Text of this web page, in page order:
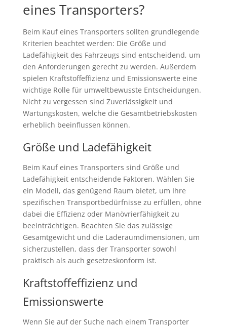
eines Transporters?
Beim Kauf eines Transporters sollten grundlegende
Kriterien beachtet werden: Die Größe und
Ladefähigkeit des Fahrzeugs sind entscheidend, um
den Anforderungen gerecht zu werden. Außerdem
spielen Kraftstoffeffizienz und Emissionswerte eine
wichtige Rolle für umweltbewusste Entscheidungen.
Nicht zu vergessen sind Zuverlässigkeit und
Wartungskosten, welche die Gesamtbetriebskosten
erheblich beeinflussen können.
Größe und Ladefähigkeit
Beim Kauf eines Transporters sind Größe und
Ladefähigkeit entscheidende Faktoren. Wählen Sie
ein Modell, das genügend Raum bietet, um Ihre
spezifischen Transportbedürfnisse zu erfüllen, ohne
dabei die Effizienz oder Manövrierfähigkeit zu
beeinträchtigen. Beachten Sie das zulässige
Gesamtgewicht und die Laderaumdimensionen, um
sicherzustellen, dass der Transporter sowohl
praktisch als auch gesetzeskonform ist.
Kraftstoffeffizienz und
Emissionswerte
Wenn Sie auf der Suche nach einem Transporter